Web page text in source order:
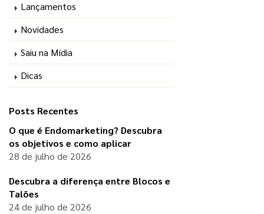
Lançamentos
Novidades
Saiu na Mídia
Dicas
Posts Recentes
O que é Endomarketing? Descubra
os objetivos e como aplicar
28 de julho de 2026
Descubra a diferença entre Blocos e
Talões
24 de julho de 2026